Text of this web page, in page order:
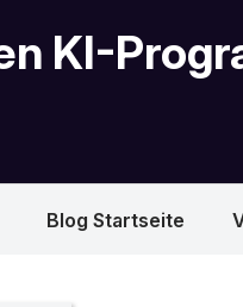
KI-
Blog Startseite